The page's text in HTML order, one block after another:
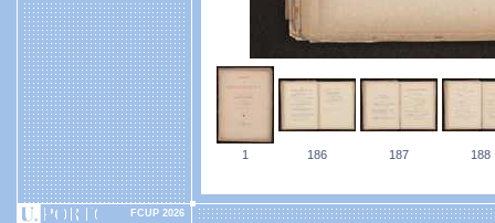
1 186 187 188
FCUP 2026